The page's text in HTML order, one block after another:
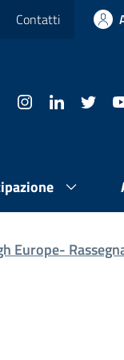
Contatti
Europe-